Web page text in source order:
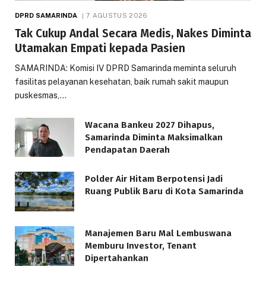
DPRD SAMARINDA 7 AGUSTUS 2026
Tak Cukup Andal Secara Medis, Nakes Diminta
Utamakan Empati kepada Pasien
SAMARINDA: Komisi IV DPRD Samarinda meminta seluruh
fasilitas pelayanan kesehatan, baik rumah sakit maupun
puskesmas,…
Wacana Bankeu 2027 Dihapus,
Samarinda Diminta Maksimalkan
Pendapatan Daerah
Polder Air Hitam Berpotensi Jadi
Ruang Publik Baru di Kota Samarinda
Manajemen Baru Mal Lembuswana
Memburu Investor, Tenant
Dipertahankan